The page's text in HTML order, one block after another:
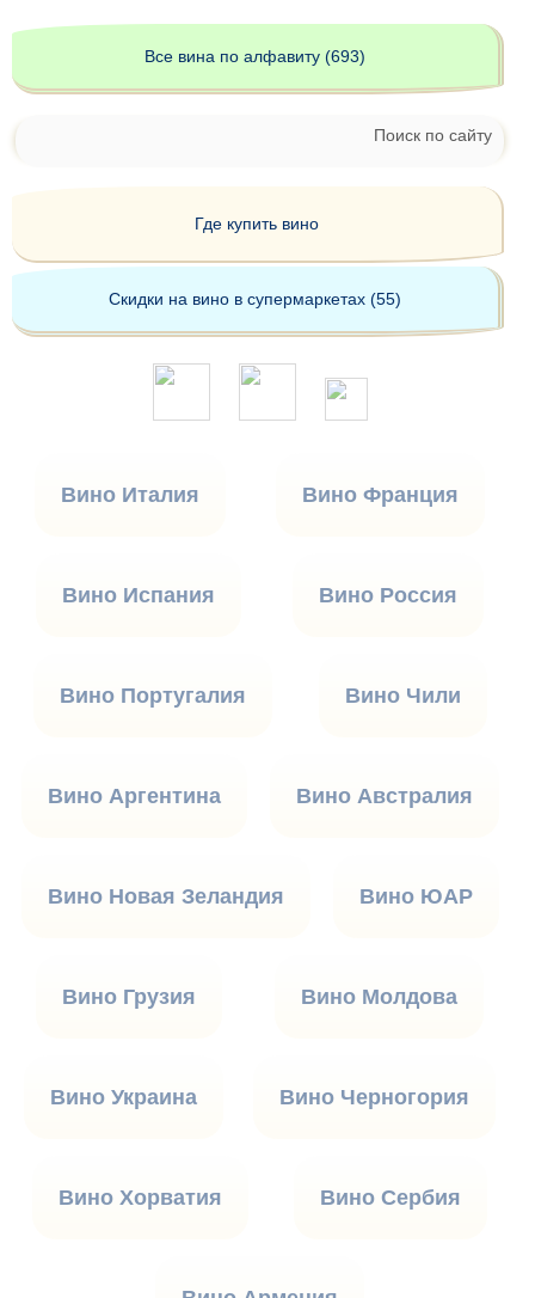
Все вина по алфавиту (693)
Поиск по сайту
Где купить вино
Скидки на вино в супермаркетах (55)
Вино Италия Вино Франция
Вино Испания Вино Россия
Вино Португалия Вино Чили
Вино Аргентина Вино Австралия
Вино Новая Зеландия Вино ЮАР
Вино Грузия Вино Молдова
Вино Украина Вино Черногория
Вино Хорватия Вино Сербия